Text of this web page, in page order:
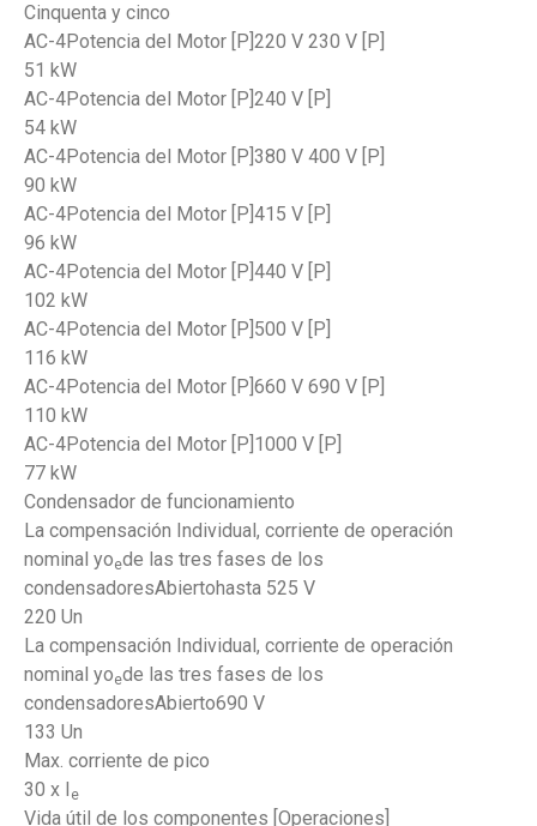
Cinquenta y cinco
AC-4Potencia del Motor [P]220 V 230 V [P]
51 kW
AC-4Potencia del Motor [P]240 V [P]
54 kW
AC-4Potencia del Motor [P]380 V 400 V [P]
90 kW
AC-4Potencia del Motor [P]415 V [P]
96 kW
AC-4Potencia del Motor [P]440 V [P]
102 kW
AC-4Potencia del Motor [P]500 V [P]
116 kW
AC-4Potencia del Motor [P]660 V 690 V [P]
110 kW
AC-4Potencia del Motor [P]1000 V [P]
77 kW
Condensador de funcionamiento
La compensación Individual, corriente de operación
nominal yoede las tres fases de los
condensadoresAbiertohasta 525 V
220 Un
La compensación Individual, corriente de operación
nominal yoede las tres fases de los
condensadoresAbierto690 V
133 Un
Max. corriente de pico
30 x I
e
Vida útil de los componentes [Operaciones]